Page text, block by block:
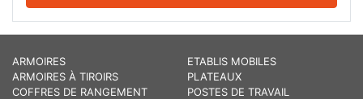
ARMOIRES
ARMOIRES À TIROIRS
COFFRES DE RANGEMENT
ETABLIS MOBILES
PLATEAUX
POSTES DE TRAVAIL